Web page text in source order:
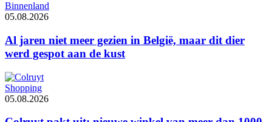
Binnenland
05.08.2026
Al jaren niet meer gezien in België, maar dit dier
werd gespot aan de kust
Shopping
05.08.2026